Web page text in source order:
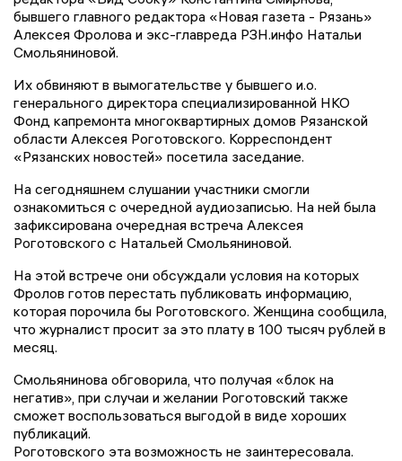
бывшего главного редактора «Новая газета - Рязань»
Алексея Фролова и экс-главреда РЗН.инфо Натальи
Смольяниновой.
Их обвиняют в вымогательстве у бывшего и.о.
генерального директора специализированной НКО
Фонд капремонта многоквартирных домов Рязанской
области Алексея Роготовского. Корреспондент
«Рязанских новостей» посетила заседание.
На сегодняшнем слушании участники смогли
ознакомиться с очередной аудиозаписью. На ней была
зафиксирована очередная встреча Алексея
Роготовского с Натальей Смольяниновой.
На этой встрече они обсуждали условия на которых
Фролов готов перестать публиковать информацию,
которая порочила бы Роготовского. Женщина сообщила,
что журналист просит за это плату в 100 тысяч рублей в
месяц.
Смольянинова обговорила, что получая «блок на
негатив», при случаи и желании Роготовский также
сможет воспользоваться выгодой в виде хороших
публикаций.
Роготовского эта возможность не заинтересовала.